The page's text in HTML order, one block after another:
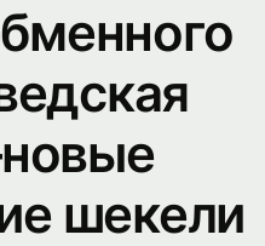
шекели